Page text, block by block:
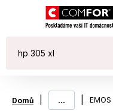
Domů ... EMOS